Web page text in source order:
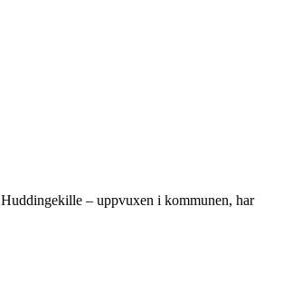
– uppvuxen i kommunen, har